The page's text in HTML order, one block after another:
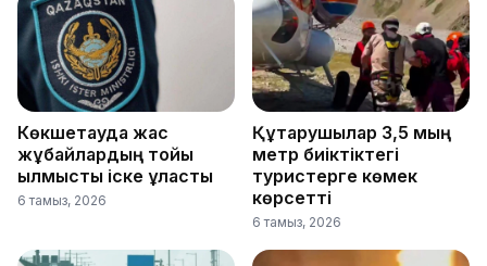
Көкшетауда жас
жұбайлардың тойы
қылмыстық іске ұласты
6 тамыз, 2026
Құтқарушылар 3,5 мың
метр биіктіктегі
туристерге көмек
көрсетті
6 тамыз, 2026